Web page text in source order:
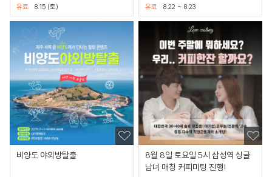
8.15 (토)
유료 8.22 ~ 8.23
유료
비양도 야외방탈출
8월 8일 토요일 5시 삼성역 싱글
남녀 매칭 커피미팅 진행!